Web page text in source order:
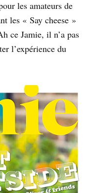
les amateurs de
les « Say cheese »
ce Jamie, il n’a pas
l’expérience du